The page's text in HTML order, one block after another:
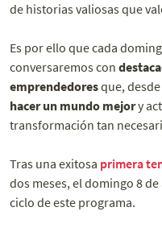
de historias valiosas que
Es por ello que cada
conversaremos con
emprendedoresque,
hacer un mundo mejory
transformación tan
Tras una exitosa primera
dos meses, el domingo 8
ciclo de este programa.